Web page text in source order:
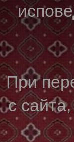
При
с